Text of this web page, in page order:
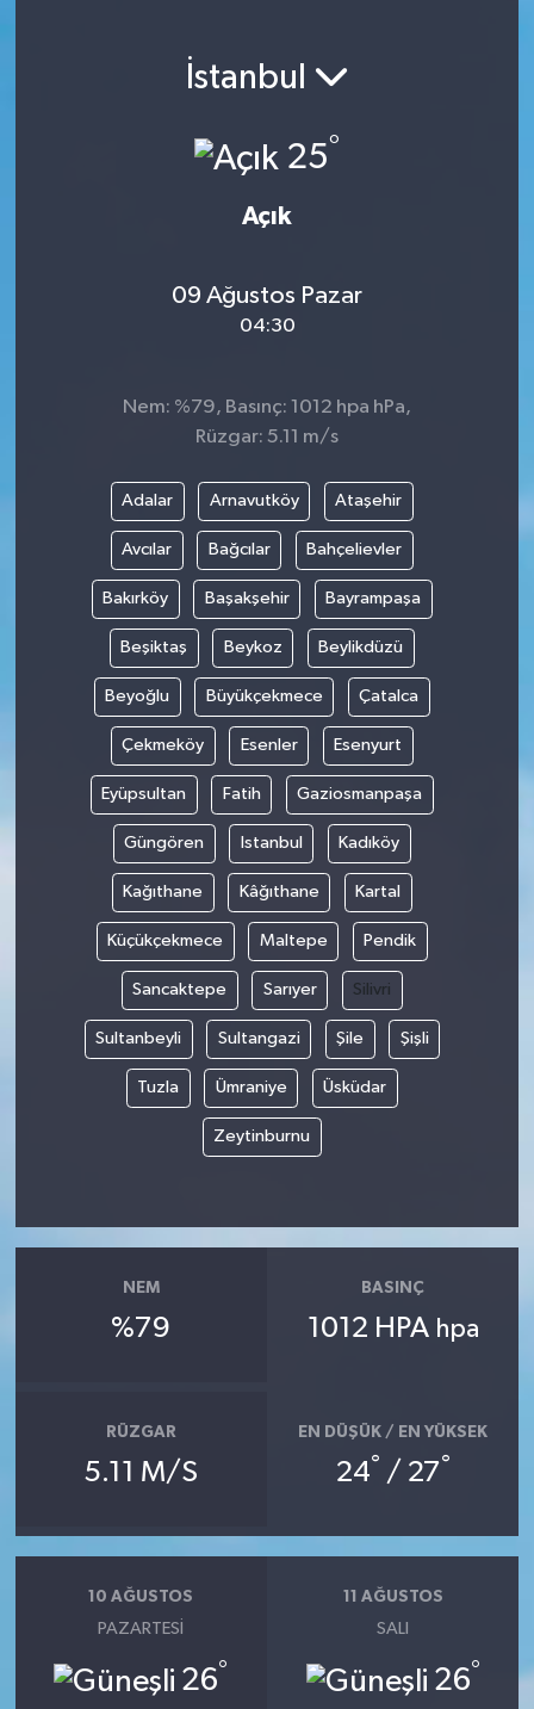
İstanbul
25°
Açık
09 Ağustos Pazar
04:30
Nem: %79, Basınç: 1012 hpa hPa,
Rüzgar: 5.11 m/s
Adalar Arnavutköy Ataşehir
Avcılar Bağcılar Bahçelievler
Bakırköy Başakşehir Bayrampaşa
Beşiktaş Beykoz Beylikdüzü
Beyoğlu Büyükçekmece Çatalca
Çekmeköy Esenler Esenyurt
Eyüpsultan Fatih Gaziosmanpaşa
Güngören Istanbul Kadıköy
Kağıthane Kâğıthane Kartal
Küçükçekmece Maltepe Pendik
Sancaktepe Sarıyer Silivri
Sultanbeyli Sultangazi Şile Şişli
Tuzla Ümraniye Üsküdar
Zeytinburnu
NEM
%79
BASINÇ
1012 HPA hpa
RÜZGAR
5.11 M/S
EN DÜŞÜK / EN YÜKSEK
24° / 27°
10 AĞUSTOS
PAZARTESI
26°
11 AĞUSTOS
SALI
26°